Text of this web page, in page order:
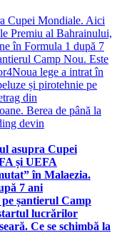
Cupei Mondiale. Aici
Premiu al Bahrainului,
în Formula 1 după 7
Camp Nou. Este
4Noua lege a intrat în
și pirotehnie pe
din
Berea de până la
devin
asupra Cupei
și UEFA
în Malaezia.
7 ani
șantierul Camp
lucrărilor
Ce se schimbă la